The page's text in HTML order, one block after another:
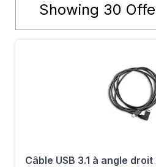
Showing 30
Câble USB 3.1 à angle